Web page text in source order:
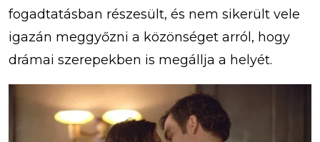
fogadtatásban részesült, és nem sikerült vele
igazán meggyőzni a közönséget arról, hogy
drámai szerepekben is megállja a helyét.